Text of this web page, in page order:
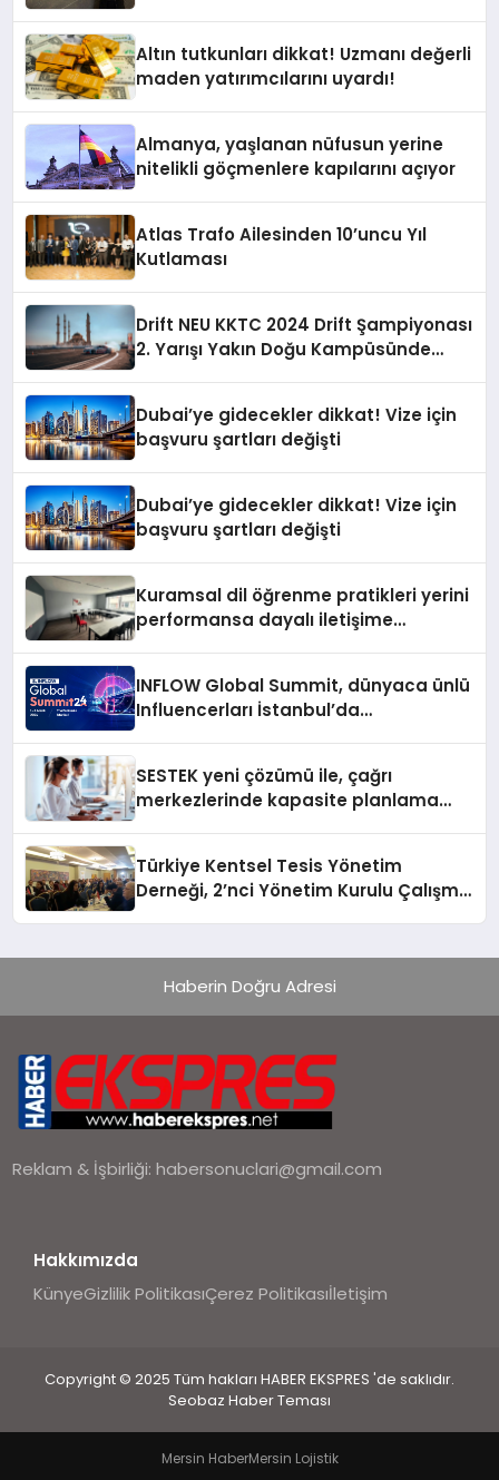
Altın tutkunları dikkat! Uzmanı değerli
maden yatırımcılarını uyardı!
Almanya, yaşlanan nüfusun yerine
nitelikli göçmenlere kapılarını açıyor
Atlas Trafo Ailesinden 10’uncu Yıl
Kutlaması
Drift NEU KKTC 2024 Drift Şampiyonası
2. Yarışı Yakın Doğu Kampüsünde
Dubai’ye gidecekler dikkat! Vize için
başvuru şartları değişti
Dubai’ye gidecekler dikkat! Vize için
başvuru şartları değişti
Kuramsal dil öğrenme pratikleri yerini
performansa dayalı iletişime
INFLOW Global Summit, dünyaca ünlü
Influencerları İstanbul’da
SESTEK yeni çözümü ile, çağrı
merkezlerinde kapasite planlama
Türkiye Kentsel Tesis Yönetim
Derneği, 2’nci Yönetim Kurulu Çalışma
Haberin Doğru Adresi
Reklam & İşbirliği:habersonuclari@gmail.com
Hakkımızda
KünyeGizlilik PolitikasıÇerez Politikasıİletişim
Copyright © 2025 Tüm hakları HABER EKSPRES 'de saklıdır.
Seobaz Haber Teması
Mersin HaberMersin Lojistik